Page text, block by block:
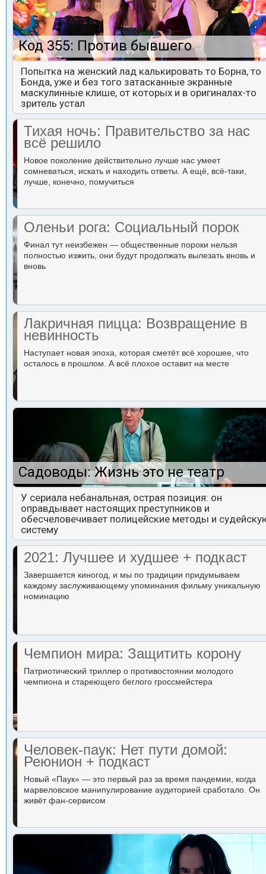
Код 355: Против бывшего
Попытка на женский лад калькировать то Борна, то
Бонда, уже и без того затасканные экранные
маскулинные клише, от которых и в оригиналах-то
зритель устал
Тихая ночь: Правительство за нас
всё решило
Новое поколение действительно лучше нас умеет
сомневаться, искать и находить ответы. А ещё, всё-таки,
лучше, конечно, помучиться
Оленьи рога: Социальный порок
Финал тут неизбежен — общественные пороки нельзя
полностью изжить, они будут продолжать вылезать вновь и
вновь
Лакричная пицца: Возвращение в
невинность
Наступает новая эпоха, которая сметёт всё хорошее, что
осталось в прошлом. А всё плохое оставит на месте
Садоводы: Жизнь это не театр
У сериала небанальная, острая позиция: он
оправдывает настоящих преступников и
обесчеловечивает полицейские методы и
систему
2021: Лучшее и худшее + подкаст
Завершается киногод, и мы по традиции придумываем
каждому заслуживающему упоминания фильму уникальную
номинацию
Чемпион мира: Защитить корону
Патриотический триллер о противостоянии молодого
чемпиона и стареющего беглого гроссмейстера
Человек-паук: Нет пути домой:
Реюнион + подкаст
Новый «Паук» — это первый раз за время пандемии, когда
марвеловское манипулирование аудиторией сработало. Он
живёт фан-сервисом